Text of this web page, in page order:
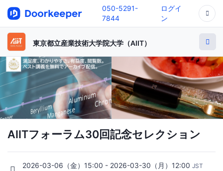
050-5291-
7844
ログイ
ン
東京都立産業技術大学院大学（AIIT）
AIITフォーラム30回記念セレクション
2026-03-06（金）15:00 - 2026-03-30（月）12:00 JST